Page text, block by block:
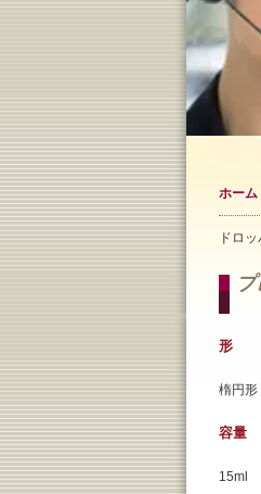
ホーム
ドロ
形
楕円形
容量
15ml